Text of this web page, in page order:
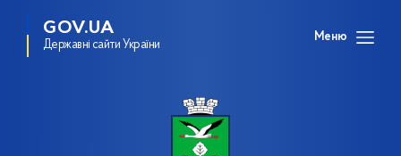
GOV.UA
Державні сайти України
Меню